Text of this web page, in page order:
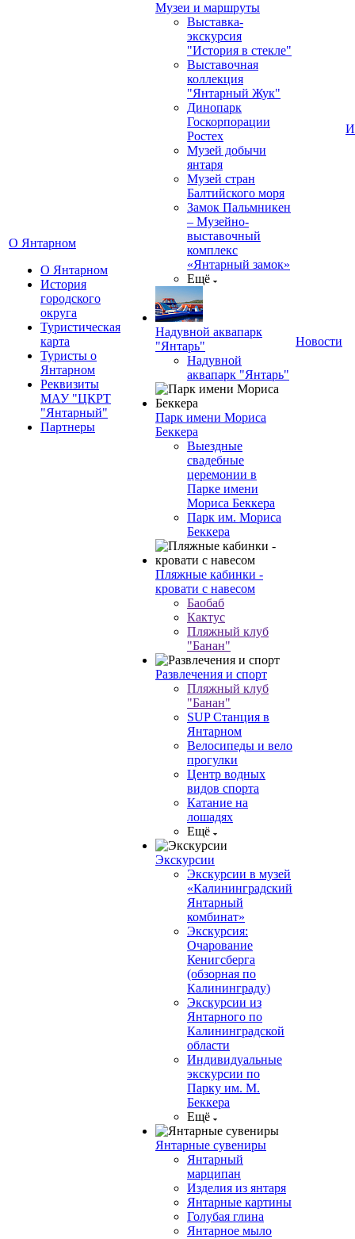
О Янтарном
О Янтарном
История
городского
округа
Туристическая
карта
Туристы о
Янтарном
Реквизиты
МАУ "ЦКРТ
"Янтарный"
Партнеры
Музеи и маршруты
Выставка-
экскурсия
"История в стекле"
Выставочная
коллекция
"Янтарный Жук"
Динопарк
Госкорпорации
Ростех
Музей добычи
янтаря
Музей стран
Балтийского моря
Замок Пальмникен
– Музейно-
выставочный
комплекс
«Янтарный замок»
Ещё
Надувной аквапарк
"Янтарь"
Надувной
аквапарк "Янтарь"
Парк имени Мориса
Беккера
Выездные
свадебные
церемонии в
Парке имени
Мориса Беккера
Парк им. Мориса
Беккера
Пляжные кабинки -
кровати с навесом
Баобаб
Кактус
Пляжный клуб
"Банан"
Развлечения и спорт
Пляжный клуб
"Банан"
SUP Станция в
Янтарном
Велосипеды и вело
прогулки
Центр водных
видов спорта
Катание на
лошадях
Ещё
Экскурсии
Экскурсии в музей
«Калининградский
Янтарный
комбинат»
Экскурсия:
Очарование
Кенигсберга
(обзорная по
Калининграду)
Экскурсии из
Янтарного по
Калининградской
области
Индивидуальные
экскурсии по
Парку им. М.
Беккера
Ещё
Янтарные сувениры
Янтарный
марципан
Изделия из янтаря
Янтарные картины
Голубая глина
Янтарное мыло
Новости